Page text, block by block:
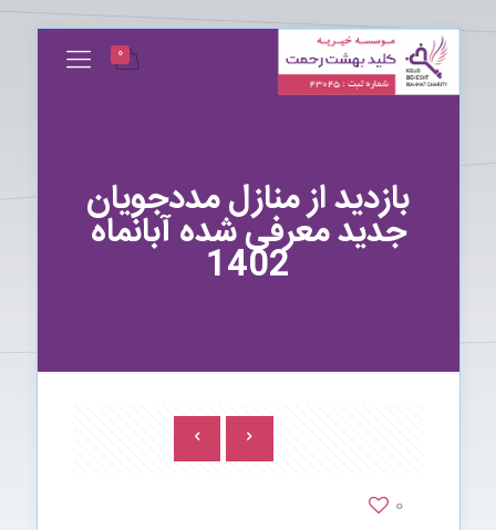
0
بازدید از منازل مددجویان
جدید معرفی شده آبانماه
1402
0